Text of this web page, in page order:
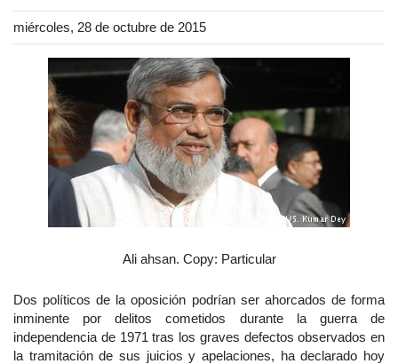
miércoles, 28 de octubre de 2015
Ali ahsan. Copy: Particular
Dos políticos de la oposición podrían ser ahorcados de forma
inminente por delitos cometidos durante la guerra de
independencia de 1971 tras los graves defectos observados en
la tramitación de sus juicios y apelaciones, ha declarado hoy